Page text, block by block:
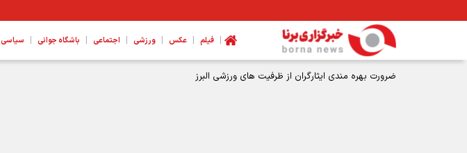
| فیلم | عکس | ورزشی | اجتماعی | باشگاه جوانی | سیاسی